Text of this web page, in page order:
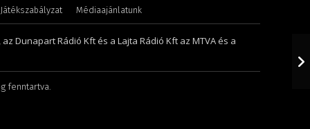
Játékszabályzat Médiaajánlatunk
Dunapart Rádió Kft és a Lajta Rádió Kft az MTVA és a
fenntartva.